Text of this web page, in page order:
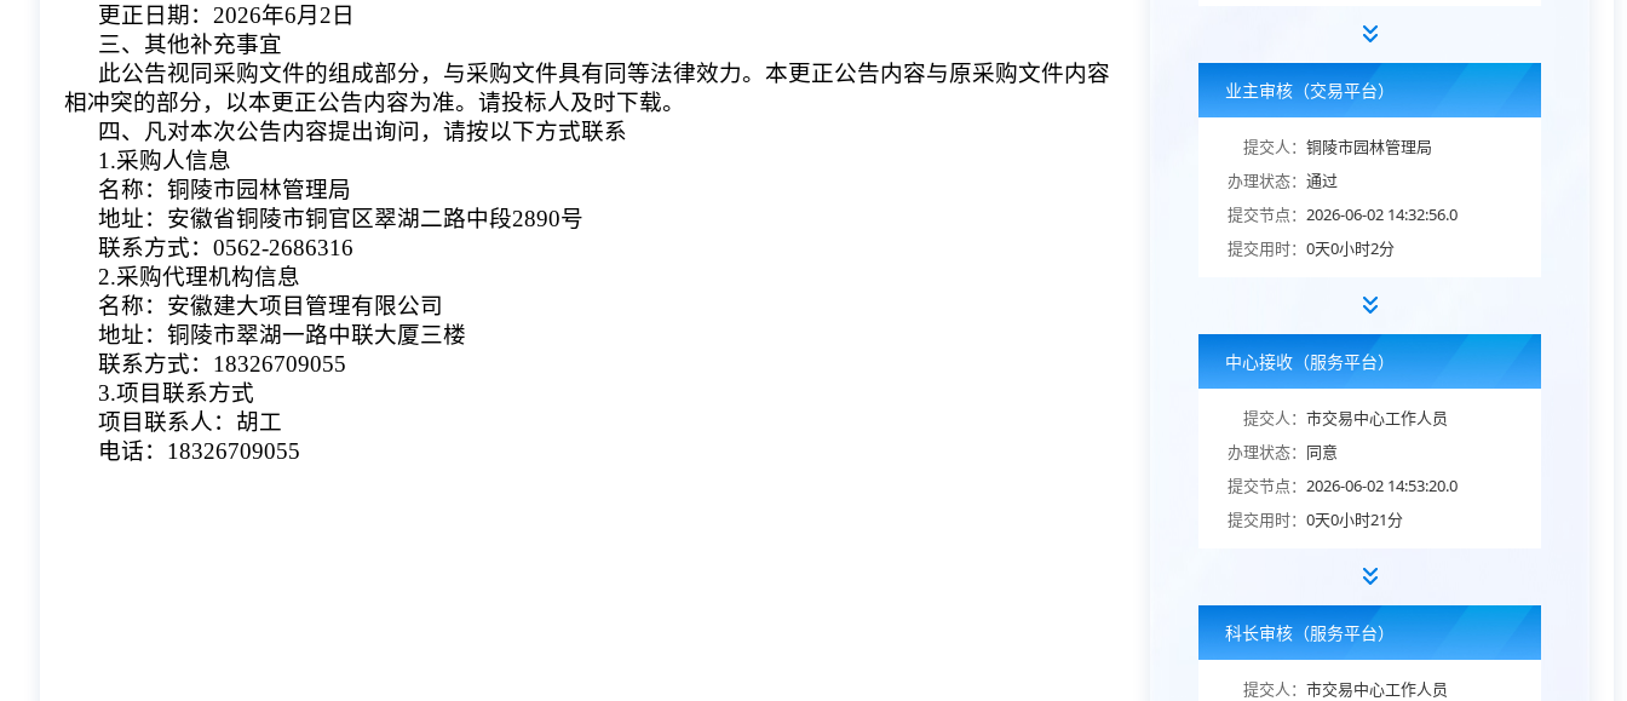
更正日期：2026年6月2日
三、其他补充事宜
此公告视同采购文件的组成部分，与采购文件具有同等法律效力。本更正公告内容与原采购文件内容
相冲突的部分，以本更正公告内容为准。请投标人及时下载。
四、凡对本次公告内容提出询问，请按以下方式联系
1.采购人信息
名称：铜陵市园林管理局
地址：安徽省铜陵市铜官区翠湖二路中段2890号
联系方式： 0562-2686316
2.采购代理机构信息
名称：安徽建大项目管理有限公司
地址：铜陵市翠湖一路中联大厦三楼
联系方式：18326709055
3.项目联系方式
项目联系人：胡工
电话：18326709055
业主审核（交易平台）
提交人： 铜陵市园林管理局
办理状态： 通过
提交节点： 2026-06-02 14:32:56.0
提交用时： 0天0小时2分
中心接收（服务平台）
提交人： 市交易中心工作人员
办理状态： 同意
提交节点： 2026-06-02 14:53:20.0
提交用时： 0天0小时21分
科长审核（服务平台）
提交人： 市交易中心工作人员